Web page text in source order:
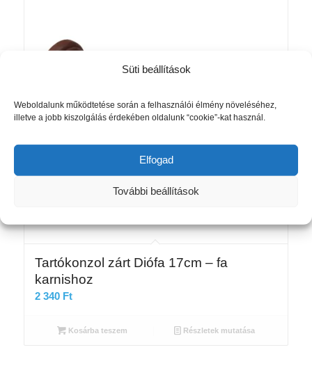
Süti beállítások
Weboldalunk működtetése során a felhasználói élmény növeléséhez,
illetve a jobb kiszolgálás érdekében oldalunk “cookie”-kat használ.
Elfogad
További beállítások
Tartókonzol zárt Diófa 17cm – fa
karnishoz
2 340 Ft
Kosárba teszem Részletek mutatása